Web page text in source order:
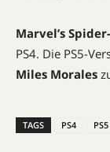
Marvel’s
PS4. Die PS5-
Miles Morales
TAGS PS4 PS5